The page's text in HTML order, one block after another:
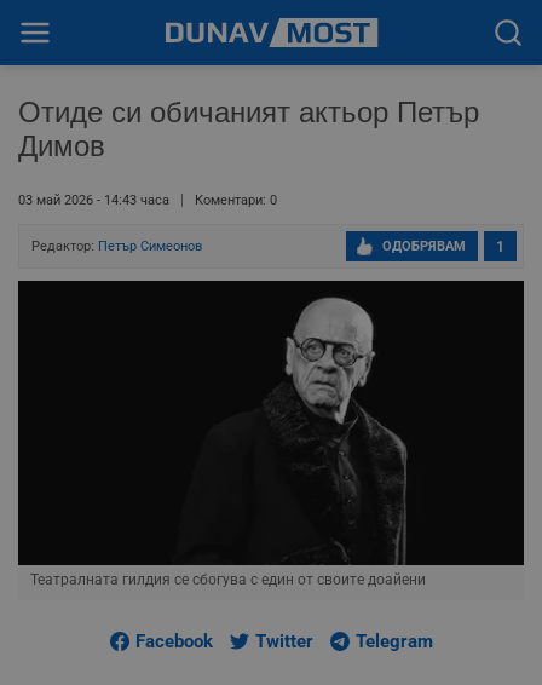
Отиде си обичаният актьор Петър
Димов
03 май 2026 - 14:43 часа Коментари: 0
Редактор: Петър Симеонов 1
ОДОБРЯВАМ
Театралната гилдия се сбогува с един от своите доайени
Facebook Twitter Telegram